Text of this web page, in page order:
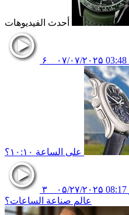
۶ ۰۷/۰۷/۲۰۲۵ 03:48
۳ ۰۵/۲۷/۲۰۲۵ 08:17
عالم صناعة الساعات؟